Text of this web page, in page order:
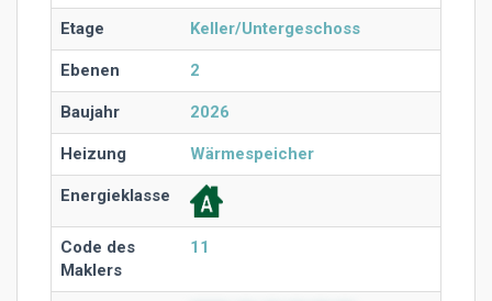
Etage Keller/Untergeschoss
Ebenen 2
Baujahr 2026
Heizung Wärmespeicher
Energieklasse
Code des
Maklers
11